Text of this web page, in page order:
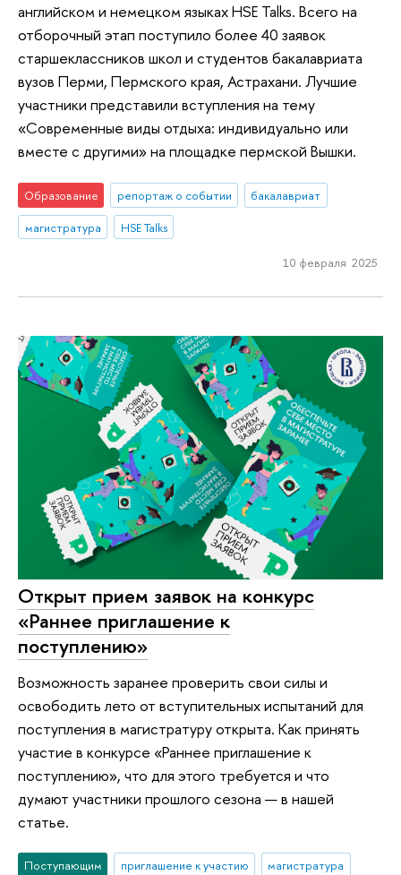
английском и немецком языках HSE Talks. Всего на
отборочный этап поступило более 40 заявок
старшеклассников школ и студентов бакалавриата
вузов Перми, Пермского края, Астрахани. Лучшие
участники представили вступления на тему
«Современные виды отдыха: индивидуально или
вместе с другими» на площадке пермской Вышки.
Образование репортаж о событии
бакалавриат
магистратура
HSE Talks
10 февраля 2025
Открыт прием заявок на конкурс
«Раннее приглашение к
поступлению»
Возможность заранее проверить свои силы и
освободить лето от вступительных испытаний для
поступления в магистратуру открыта. Как принять
участие в конкурсе «Раннее приглашение к
поступлению», что для этого требуется и что
думают участники прошлого сезона — в нашей
статье.
Поступающим приглашение к участию
магистратура